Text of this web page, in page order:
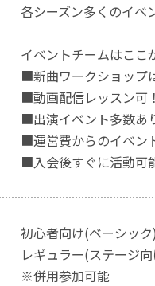
各シーズン多くのイベ
イベントチームはここ
■新曲ワークショップ
■動画配信レッスン可！
■出演イベント多数あ
■運営費からのイベン
■入会後すぐに活動可
初心者向け(ベーシッ
レギュラー(ステージ
※併用参加可能